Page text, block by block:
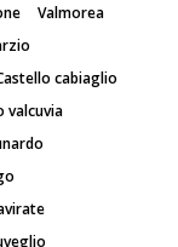
Valmorea
cabiaglio
valcuvia